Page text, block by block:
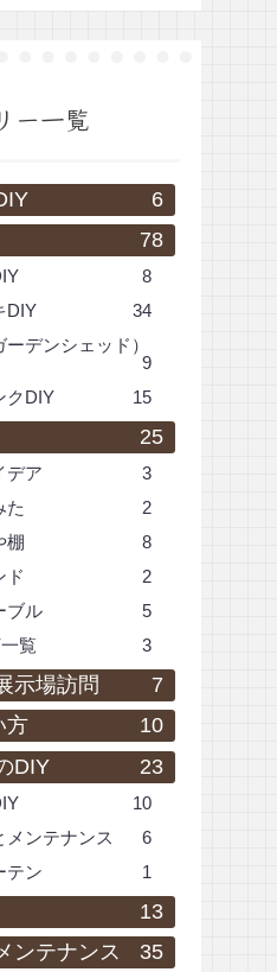
ー一覧
6
78
8
DIY
34
デンシェッド）
9
クDIY
15
25
デア
3
た
2
棚
8
ド
2
ブル
5
覧
3
示場訪問
7
方
10
DIY
23
10
メンテナンス
6
テン
1
13
ンテナンス
35